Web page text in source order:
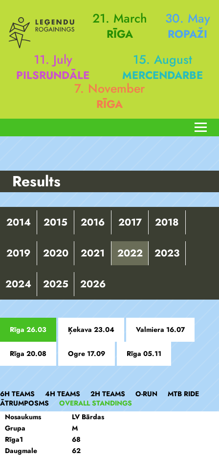
21. March
RĪGA
30. May
ROPAŽI
11. July
PILSRUNDĀLE
15. August
MERCENDARBE
7. November
RĪGA
Results
2014 2015 2016 2017 2018
2019 2020 2021 2022 2023
2024 2025 2026
Rīga 26.03 Ķekava 23.04 Valmiera 16.07
Rīga 20.08 Ogre 17.09 Rīga 05.11
6H TEAMS 4H TEAMS 2H TEAMS O-RUN
MTB RIDE
ĀTRUMPOSMS
OVERALL STANDINGS
Nosaukums
LV Bārdas
Grupa
M
Rīga1
68
Daugmale
62